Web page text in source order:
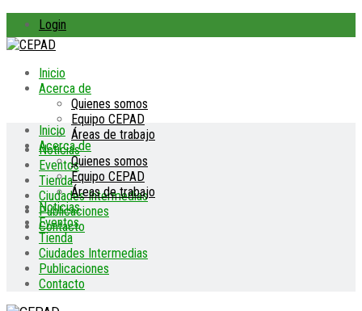
Login
Inicio
Acerca de
Quienes somos
Equipo CEPAD
Áreas de trabajo
Noticias
Eventos
Tienda
Ciudades Intermedias
Publicaciones
Contacto
Inicio
Acerca de
Quienes somos
Equipo CEPAD
Áreas de trabajo
Noticias
Eventos
Tienda
Ciudades Intermedias
Publicaciones
Contacto